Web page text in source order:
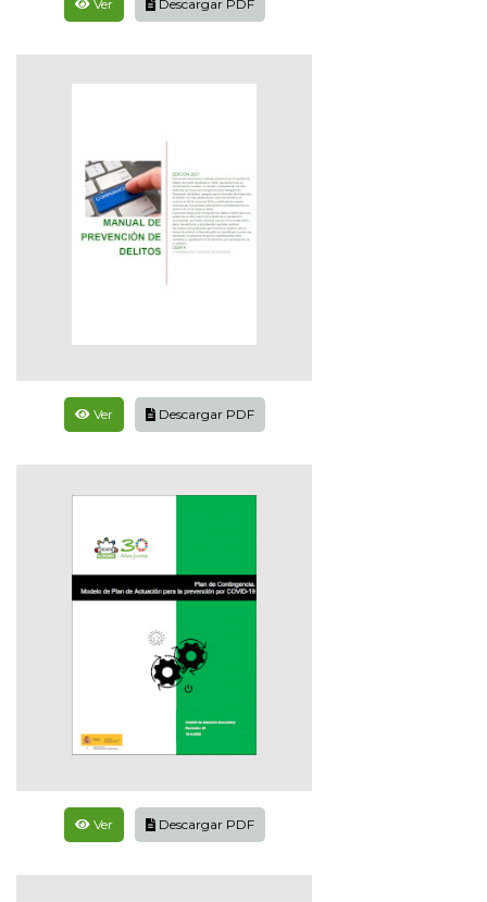
Ver Descargar PDF
Ver Descargar PDF
Ver Descargar PDF